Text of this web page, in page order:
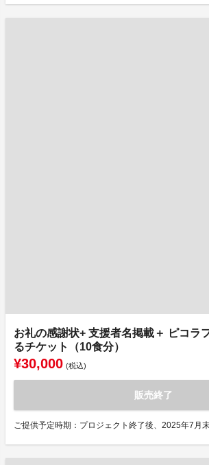
お礼の感謝状+ 支援者名掲載＋ ピコラ
るチケット（10食分）
¥30,000 (税込)
販売終了
ご提供予定時期：プロジェクト終了後、2025年7月